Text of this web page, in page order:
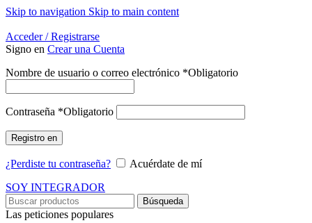
Skip to navigation Skip to main content
Acceder / Registrarse
Signo en Crear una Cuenta
Nombre de usuario o correo electrónico *Obligatorio
Contraseña *Obligatorio
Registro en
¿Perdiste tu contraseña?
Acuérdate de mí
SOY INTEGRADOR
Búsqueda
Las peticiones populares